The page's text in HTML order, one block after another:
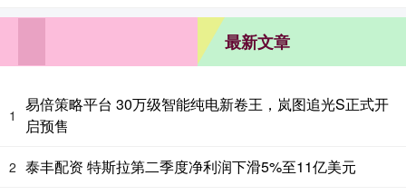
最新文章
1
易倍策略平台 30万级智能纯电新卷王，岚图追光S正式开
启预售
2 泰丰配资 特斯拉第二季度净利润下滑5%至11亿美元